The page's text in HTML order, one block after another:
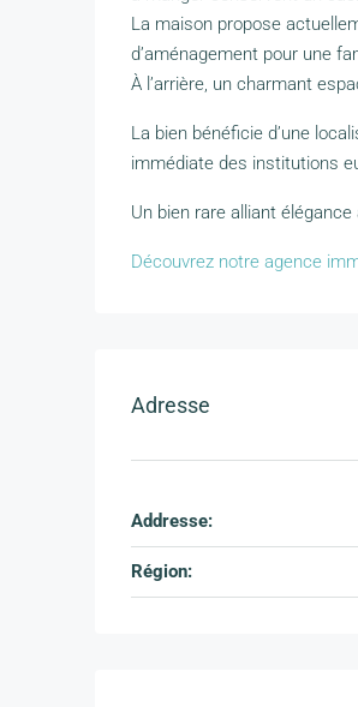
La maison propose
d’aménagement pour une
À l’arrière, un charmant
La bien bénéficie d’une
immédiate des institutions
Un bien rare alliant
Découvrez notre agence
Adresse
Addresse:
Région: